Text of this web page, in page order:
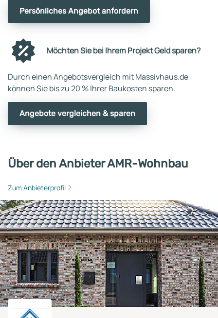
Persönliches Angebot anfordern
Möchten Sie bei Ihrem Projekt Geld sparen?
Durch einen Angebotsvergleich mit Massivhaus.de
können Sie bis zu 20 % Ihrer Baukosten sparen.
Angebote vergleichen & sparen
Über den Anbieter AMR-Wohnbau
Zum Anbieterprofil